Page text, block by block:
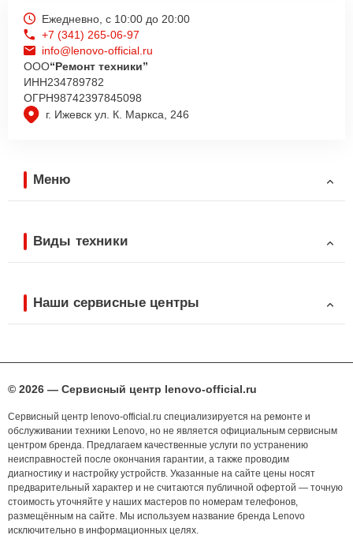
г. Ижевск ул. К. Маркса, 246
Ежедневно, с 10:00 до 20:00
+7 (341) 265-06-97
info@lenovo-official.ru
ООО“Ремонт техники”
ИНН234789782
ОГРН98742397845098
Меню
Виды техники
Наши сервисные центры
© 2026 — Сервисный центр lenovo-official.ru
Сервисный центр lenovo-official.ru специализируется на ремонте и
обслуживании техники Lenovo, но не является официальным сервисным
центром бренда. Предлагаем качественные услуги по устранению
неисправностей после окончания гарантии, а также проводим
диагностику и настройку устройств. Указанные на сайте цены носят
предварительный характер и не считаются публичной офертой — точную
стоимость уточняйте у наших мастеров по номерам телефонов,
размещённым на сайте. Мы используем название бренда Lenovo
исключительно в информационных целях.